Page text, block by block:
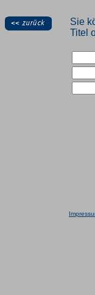
Sie
Titel